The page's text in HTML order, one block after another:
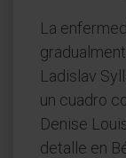
La
Ladislav
un cuadro
Denise
detalle en